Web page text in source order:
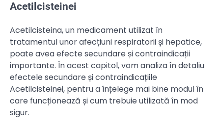
Acetilcisteinei
Acetilcisteina, un medicament utilizat în
tratamentul unor afecțiuni respiratorii și hepatice,
poate avea efecte secundare și contraindicații
importante. În acest capitol, vom analiza în detaliu
efectele secundare și contraindicațiile
Acetilcisteinei, pentru a înțelege mai bine modul în
care funcționează și cum trebuie utilizată în mod
sigur.